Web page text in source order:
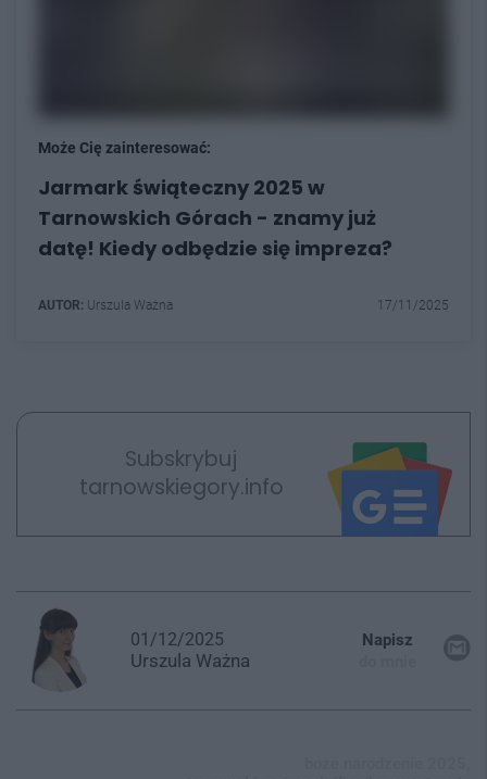
Może Cię zainteresować:
Jarmark świąteczny 2025 w
Tarnowskich Górach - znamy już
datę! Kiedy odbędzie się impreza?
AUTOR: Urszula Ważna 17/11/2025
Subskrybuj
tarnowskiegory.info
01/12/2025
Urszula Ważna
Napisz